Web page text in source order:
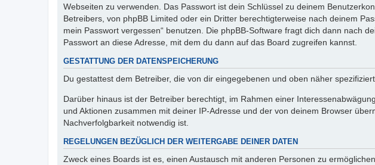
Webseiten zu verwenden. Das Passwort ist dein Schlüssel zu deinem
Betreibers, von phpBB Limited oder ein Dritter berechtigterweise nach deinem
mein Passwort vergessen“ benutzen. Die phpBB-Software fragt dich dann nach
Passwort an diese Adresse, mit dem du dann auf das Board zugreifen kannst.
GESTATTUNG DER DATENSPEICHERUNG
Du gestattest dem Betreiber, die von dir eingegebenen und oben näher
Darüber hinaus ist der Betreiber berechtigt, im Rahmen einer
und Aktionen zusammen mit deiner IP-Adresse und der von deinem Browser
Nachverfolgbarkeit notwendig ist.
REGELUNGEN BEZÜGLICH DER WEITERGABE DEINER DATEN
Zweck eines Boards ist es, einen Austausch mit anderen Personen zu